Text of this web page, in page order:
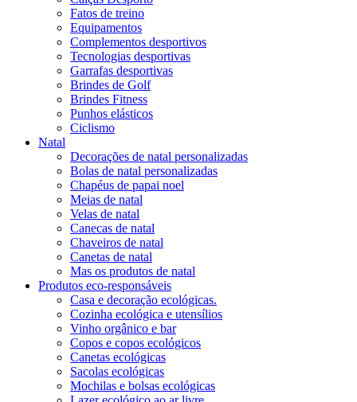
Fatos de treino
Equipamentos
Complementos desportivos
Tecnologias desportivas
Garrafas desportivas
Brindes de Golf
Brindes Fitness
Punhos elásticos
Ciclismo
Natal
Decorações de natal personalizadas
Bolas de natal personalizadas
Chapéus de papai noel
Meias de natal
Velas de natal
Canecas de natal
Chaveiros de natal
Canetas de natal
Mas os produtos de natal
Produtos eco-responsáveis
Casa e decoração ecológicas.
Cozinha ecológica e utensílios
Vinho orgânico e bar
Copos e copos ecológicos
Canetas ecológicas
Sacolas ecológicas
Mochilas e bolsas ecológicas